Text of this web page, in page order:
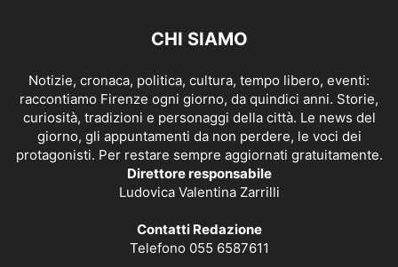
CHI SIAMO
Notizie, cronaca, politica, cultura, tempo libero, eventi:
raccontiamo Firenze ogni giorno, da quindici anni. Storie,
curiosità, tradizioni e personaggi della città. Le news del
giorno, gli appuntamenti da non perdere, le voci dei
protagonisti. Per restare sempre aggiornati gratuitamente.
Direttore responsabile
Ludovica Valentina Zarrilli
Contatti Redazione
Telefono 055 6587611